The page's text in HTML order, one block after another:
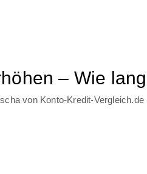
– Wie
von Konto-Kredit-Vergleich.de